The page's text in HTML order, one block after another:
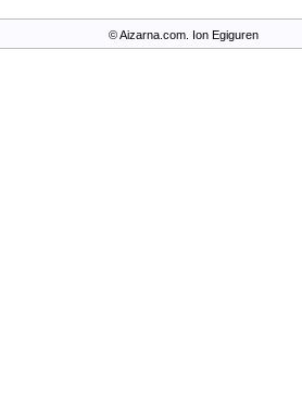
© Aizarna.com. Ion Egiguren